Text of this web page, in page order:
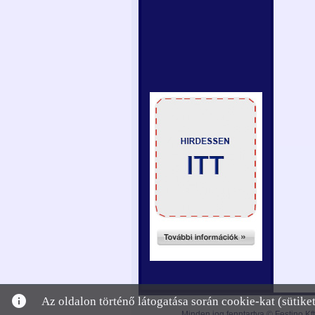
info
Az oldalon történő látogatása során cookie-kat